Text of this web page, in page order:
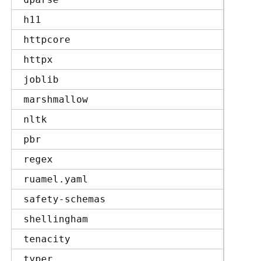
h11
httpcore
httpx
joblib
marshmallow
nltk
pbr
regex
ruamel.yaml
safety-schemas
shellingham
tenacity